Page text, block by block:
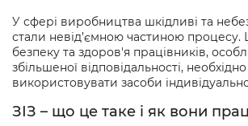
У сфері виробництва шкідливі та
стали невід’ємною частиною
безпеку та здоров'я працівників,
збільшеної відповідальності, необхідно
використовувати засоби
ЗІЗ – що це таке і як вони